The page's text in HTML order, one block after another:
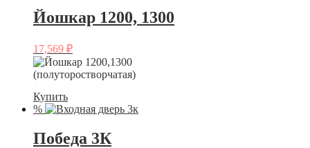
Йошкар 1200, 1300
17,569 ₽
Купить
%
Победа 3К